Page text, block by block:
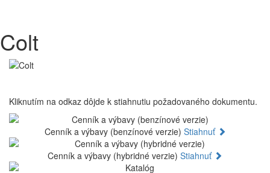
Colt
Kliknutím na odkaz dôjde k stiahnutiu požadovaného dokumentu.
Cenník a výbavy (benzínové verzie) Stiahnuť
Cenník a výbavy (hybridné verzie) Stiahnuť